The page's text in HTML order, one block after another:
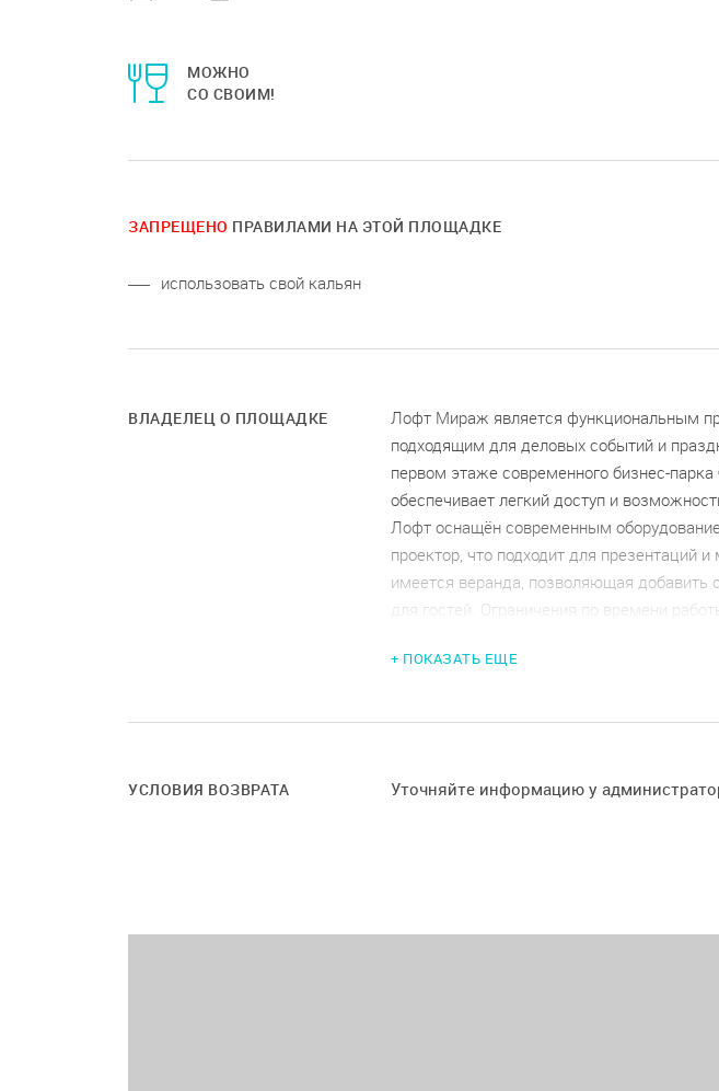
МОЖНО
СО СВОИМ!
ЗАПРЕЩЕНО ПРАВИЛАМИ НА ЭТОЙ ПЛОЩАДКЕ
использовать свой кальян
ВЛАДЕЛЕЦ О ПЛОЩАДКЕ
Лофт Мираж является функциональным
подходящим для деловых событий и
первом этаже современного бизнес-парка
обеспечивает легкий доступ и
Лофт оснащён современным
проектор, что подходит для презентаций
имеется веранда, позволяющая добавить
для гостей. Ограничения по времени
Уточняйте условия возврата и отмены
+ ПОКАЗАТЬ ЕЩЕ
УСЛОВИЯ ВОЗВРАТА Уточняйте информацию у